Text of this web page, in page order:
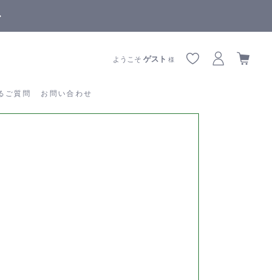
ご質問 お問い合わせ
ようこそゲスト 様
あるご質問